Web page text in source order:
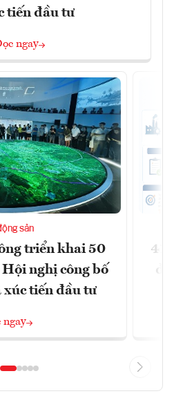
tiến đầu tư
ngay
sản
triển khai 50
nghị công bố
xúc tiến đầu tư
ngay
41